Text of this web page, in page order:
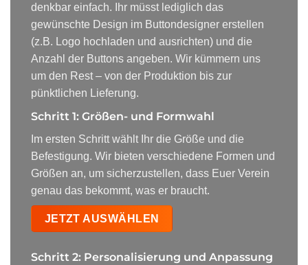
denkbar einfach. Ihr müsst lediglich das
gewünschte Design im Buttondesigner erstellen
(z.B. Logo hochladen und ausrichten) und die
Anzahl der Buttons angeben. Wir kümmern uns
um den Rest – von der Produktion bis zur
pünktlichen Lieferung.
Schritt 1: Größen- und Formwahl
Im ersten Schritt wählt Ihr die Größe und die
Befestigung. Wir bieten verschiedene Formen und
Größen an, um sicherzustellen, dass Euer Verein
genau das bekommt, was er braucht.
JETZT AUSWÄHLEN
Schritt 2: Personalisierung und Anpassung